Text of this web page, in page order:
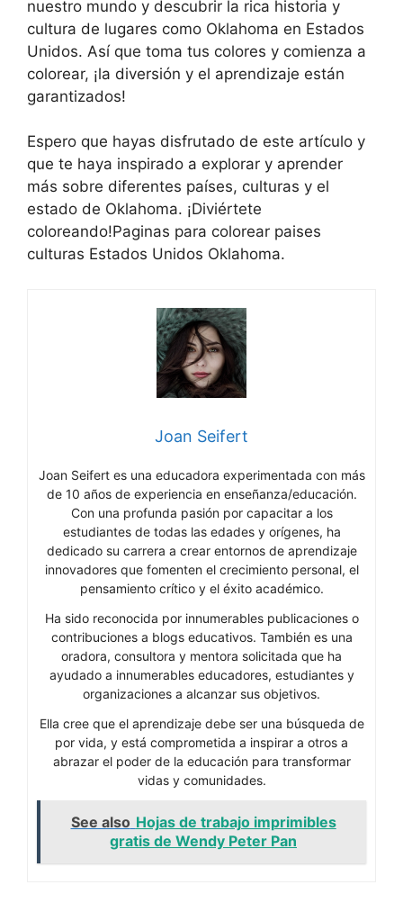
nuestro mundo y descubrir la rica historia y
cultura de lugares como Oklahoma en Estados
Unidos. Así que toma tus colores y comienza a
colorear, ¡la diversión y el aprendizaje están
garantizados!
Espero que hayas disfrutado de este artículo y
que te haya inspirado a explorar y aprender
más sobre diferentes países, culturas y el
estado de Oklahoma. ¡Diviértete
coloreando!Paginas para colorear paises
culturas Estados Unidos Oklahoma.
Joan Seifert
Joan Seifert es una educadora experimentada con más
de 10 años de experiencia en enseñanza/educación.
Con una profunda pasión por capacitar a los
estudiantes de todas las edades y orígenes, ha
dedicado su carrera a crear entornos de aprendizaje
innovadores que fomenten el crecimiento personal, el
pensamiento crítico y el éxito académico.
Ha sido reconocida por innumerables publicaciones o
contribuciones a blogs educativos. También es una
oradora, consultora y mentora solicitada que ha
ayudado a innumerables educadores, estudiantes y
organizaciones a alcanzar sus objetivos.
Ella cree que el aprendizaje debe ser una búsqueda de
por vida, y está comprometida a inspirar a otros a
abrazar el poder de la educación para transformar
vidas y comunidades.
See also Hojas de trabajo imprimibles
gratis de Wendy Peter Pan